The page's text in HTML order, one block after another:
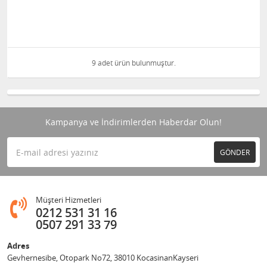
9 adet ürün bulunmuştur.
Kampanya ve İndirimlerden Haberdar Olun!
GÖNDER
Müşteri Hizmetleri
0212 531 31 16
0507 291 33 79
Adres
Gevhernesibe, Otopark No72, 38010 KocasinanKayseri